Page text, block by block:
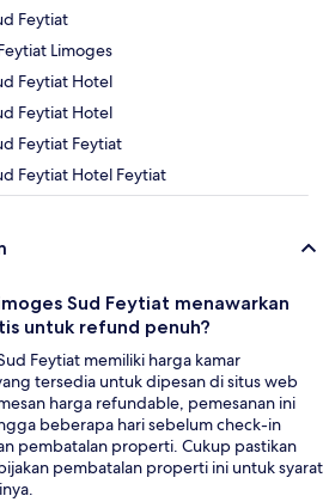
Feytiat
Limoges
Feytiat Hotel
Feytiat Hotel
Feytiat Feytiat
Feytiat Hotel Feytiat
Sud Feytiat menawarkan
untuk refund penuh?
Feytiat memiliki harga kamar
tersedia untuk dipesan di situs web
harga refundable, pemesanan ini
beberapa hari sebelum check-in
pembatalan properti. Cukup pastikan
pembatalan properti ini untuk syarat